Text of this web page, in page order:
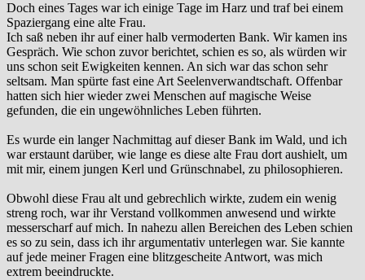
Doch eines Tages war ich einige Tage im Harz und traf bei einem
Spaziergang eine alte Frau.
Ich saß neben ihr auf einer halb vermoderten Bank. Wir kamen ins
Gespräch. Wie schon zuvor berichtet, schien es so, als würden wir
uns schon seit Ewigkeiten kennen. An sich war das schon sehr
seltsam. Man spürte fast eine Art Seelenverwandtschaft. Offenbar
hatten sich hier wieder zwei Menschen auf magische Weise
gefunden, die ein ungewöhnliches Leben führten.
Es wurde ein langer Nachmittag auf dieser Bank im Wald, und ich
war erstaunt darüber, wie lange es diese alte Frau dort aushielt, um
mit mir, einem jungen Kerl und Grünschnabel, zu philosophieren.
Obwohl diese Frau alt und gebrechlich wirkte, zudem ein wenig
streng roch, war ihr Verstand vollkommen anwesend und wirkte
messerscharf auf mich. In nahezu allen Bereichen des Leben schien
es so zu sein, dass ich ihr argumentativ unterlegen war. Sie kannte
auf jede meiner Fragen eine blitzgescheite Antwort, was mich
extrem beeindruckte.